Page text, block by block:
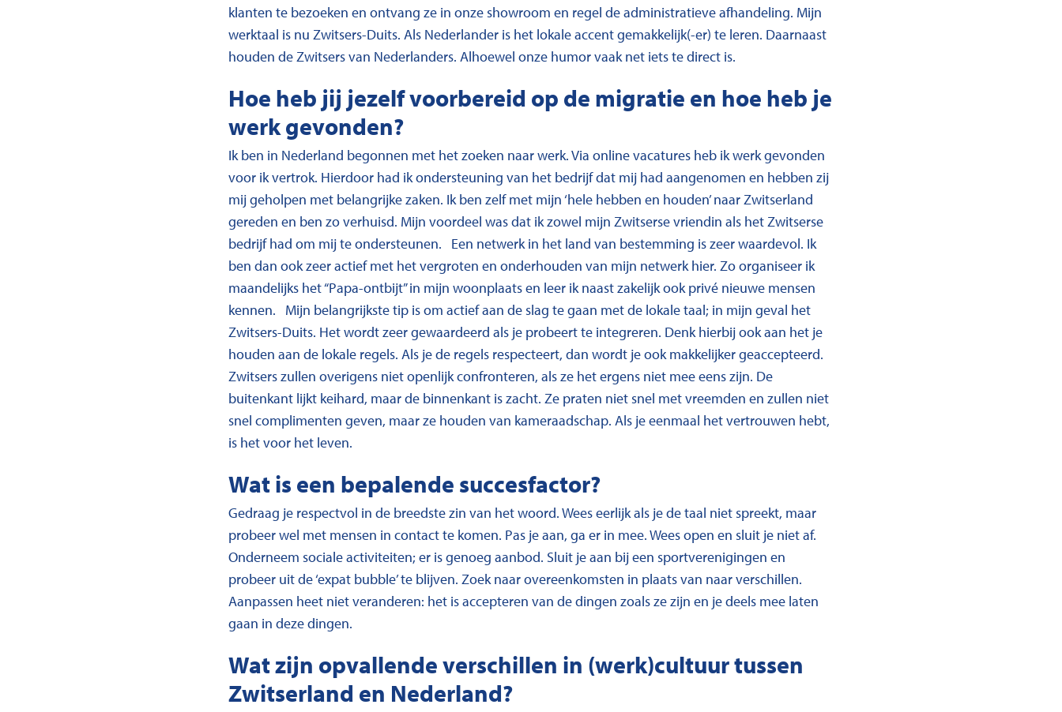
klanten te bezoeken en ontvang ze in onze showroom en regel de administratieve afhandeling. Mijn
werktaal is nu Zwitsers-Duits. Als Nederlander is het lokale accent gemakkelijk(-er) te leren. Daarnaast
houden de Zwitsers van Nederlanders. Alhoewel onze humor vaak net iets te direct is.
Hoe heb jij jezelf voorbereid op de migratie en hoe heb je
werk gevonden?
Ik ben in Nederland begonnen met het zoeken naar werk. Via online vacatures heb ik werk gevonden
voor ik vertrok. Hierdoor had ik ondersteuning van het bedrijf dat mij had aangenomen en hebben zij
mij geholpen met belangrijke zaken. Ik ben zelf met mijn ‘hele hebben en houden’ naar Zwitserland
gereden en ben zo verhuisd. Mijn voordeel was dat ik zowel mijn Zwitserse vriendin als het Zwitserse
bedrijf had om mij te ondersteunen. Een netwerk in het land van bestemming is zeer waardevol. Ik
ben dan ook zeer actief met het vergroten en onderhouden van mijn netwerk hier. Zo organiseer ik
maandelijks het “Papa-ontbijt” in mijn woonplaats en leer ik naast zakelijk ook privé nieuwe mensen
kennen. Mijn belangrijkste tip is om actief aan de slag te gaan met de lokale taal; in mijn geval het
Zwitsers-Duits. Het wordt zeer gewaardeerd als je probeert te integreren. Denk hierbij ook aan het je
houden aan de lokale regels. Als je de regels respecteert, dan wordt je ook makkelijker geaccepteerd.
Zwitsers zullen overigens niet openlijk confronteren, als ze het ergens niet mee eens zijn. De
buitenkant lijkt keihard, maar de binnenkant is zacht. Ze praten niet snel met vreemden en zullen niet
snel complimenten geven, maar ze houden van kameraadschap. Als je eenmaal het vertrouwen hebt,
is het voor het leven.
Wat is een bepalende succesfactor?
Gedraag je respectvol in de breedste zin van het woord. Wees eerlijk als je de taal niet spreekt, maar
probeer wel met mensen in contact te komen. Pas je aan, ga er in mee. Wees open en sluit je niet af.
Onderneem sociale activiteiten; er is genoeg aanbod. Sluit je aan bij een sportverenigingen en
probeer uit de ‘expat bubble’ te blijven. Zoek naar overeenkomsten in plaats van naar verschillen.
Aanpassen heet niet veranderen: het is accepteren van de dingen zoals ze zijn en je deels mee laten
gaan in deze dingen.
Wat zijn opvallende verschillen in (werk)cultuur tussen
Zwitserland en Nederland?